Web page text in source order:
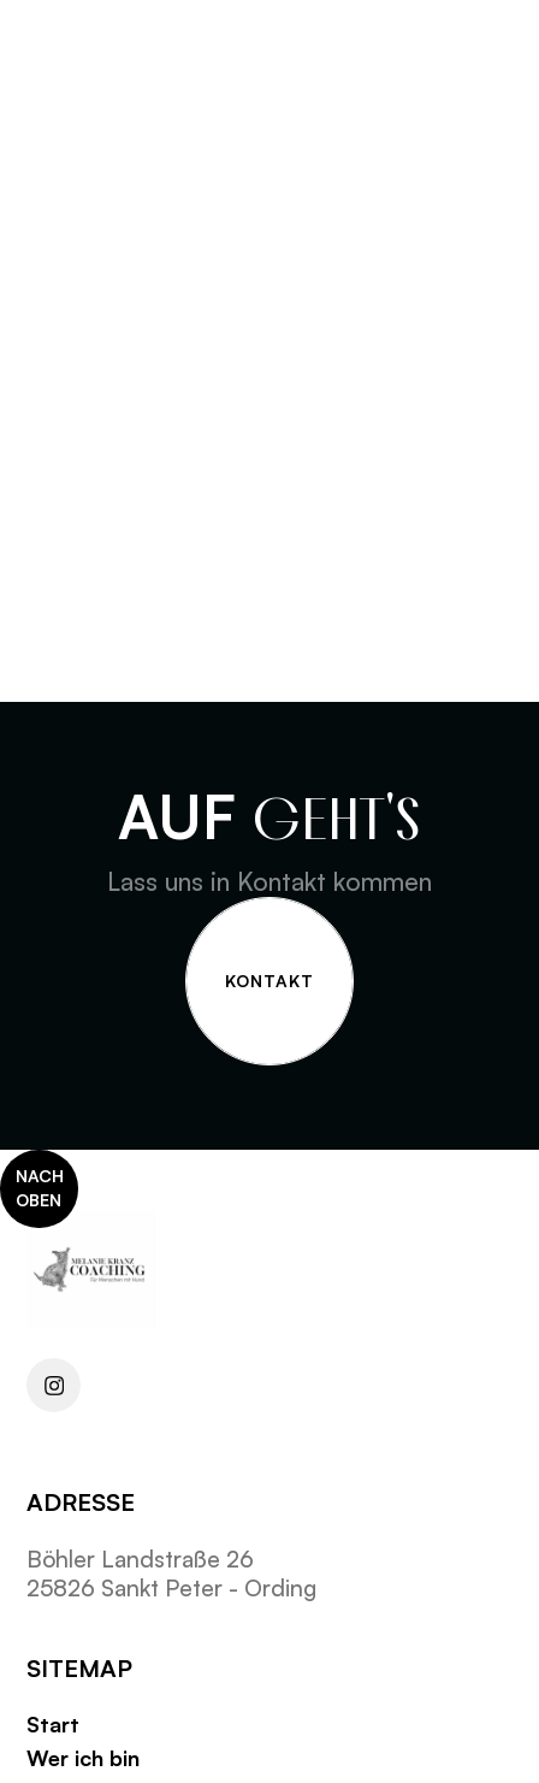
AUF GEHT'S
Lass uns in Kontakt kommen
KONTAKT
NACH
OBEN
ADRESSE
Böhler Landstraße 26
25826 Sankt Peter - Ording
SITEMAP
Start
Wer ich bin